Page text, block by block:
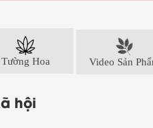
Tường Hoa Video Sản
hội